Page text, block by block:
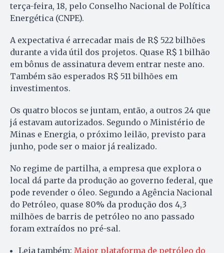
terça-feira, 18, pelo Conselho Nacional de Política
Energética (CNPE).
A expectativa é arrecadar mais de R$ 522 bilhões
durante a vida útil dos projetos. Quase R$ 1 bilhão
em bônus de assinatura devem entrar neste ano.
Também são esperados R$ 511 bilhões em
investimentos.
Os quatro blocos se juntam, então, a outros 24 que
já estavam autorizados. Segundo o Ministério de
Minas e Energia, o próximo leilão, previsto para
junho, pode ser o maior já realizado.
No regime de partilha, a empresa que explora o
local dá parte da produção ao governo federal, que
pode revender o óleo. Segundo a Agência Nacional
do Petróleo, quase 80% da produção dos 4,3
milhões de barris de petróleo no ano passado
foram extraídos no pré-sal.
Leia também: Maior plataforma de petróleo do